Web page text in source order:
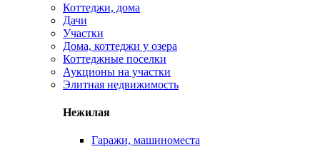
Коттеджи, дома
Дачи
Участки
Дома, коттеджи у озера
Коттеджные поселки
Аукционы на участки
Элитная недвижимость
Нежилая
Гаражи, машиноместа